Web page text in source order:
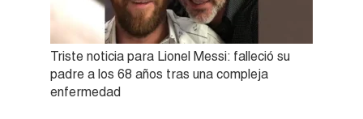
Triste noticia para Lionel Messi: falleció su
padre a los 68 años tras una compleja
enfermedad